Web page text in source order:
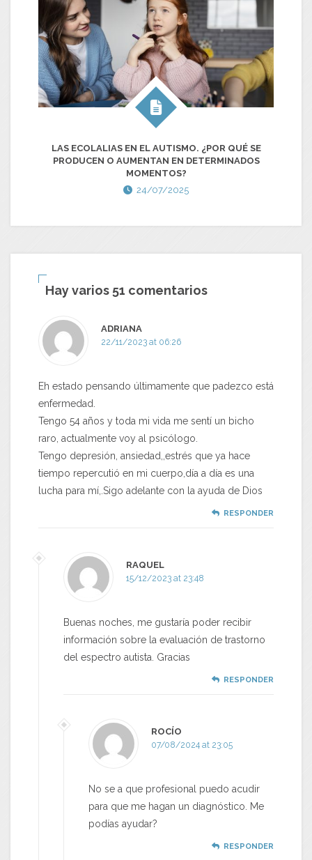
LAS ECOLALIAS EN EL AUTISMO. ¿POR QUÉ SE
PRODUCEN O AUMENTAN EN DETERMINADOS
MOMENTOS?
24/07/2025
Hay varios 51 comentarios
ADRIANA
22/11/2023 at 06:26
Eh estado pensando últimamente que padezco está
enfermedad.
Tengo 54 años y toda mi vida me sentí un bicho
raro, actualmente voy al psicólogo.
Tengo depresión, ansiedad,,estrés que ya hace
tiempo repercutió en mi cuerpo,día a día es una
lucha para mí,.Sigo adelante con la ayuda de Dios
RESPONDER
RAQUEL
15/12/2023 at 23:48
Buenas noches, me gustaría poder recibir
información sobre la evaluación de trastorno
del espectro autista. Gracias
RESPONDER
ROCÍO
07/08/2024 at 23:05
No se a que profesional puedo acudir
para que me hagan un diagnóstico. Me
podías ayudar?
RESPONDER